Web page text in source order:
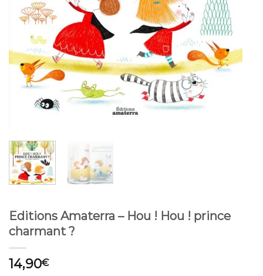
Editions Amaterra – Hou ! Hou ! prince
charmant ?
14,90€